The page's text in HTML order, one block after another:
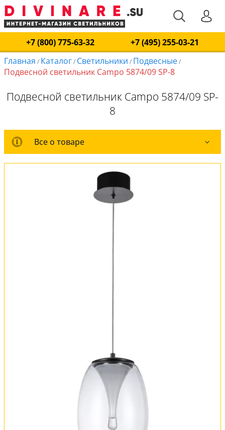
+7 (800) 775-63-32
+7 (495) 255-03-21
Главная / Каталог/ Светильники / Подвесные/
Подвесной светильник Campo 5874/09 SP-8
Подвесной светильник Campo 5874/09 SP-
8
Все о товаре
Все о товаре
Комплект лампочек